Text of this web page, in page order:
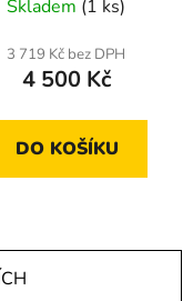
Skladem (1 ks)
3 719 Kč bez DPH
4 500 Kč
DO KOŠÍKU